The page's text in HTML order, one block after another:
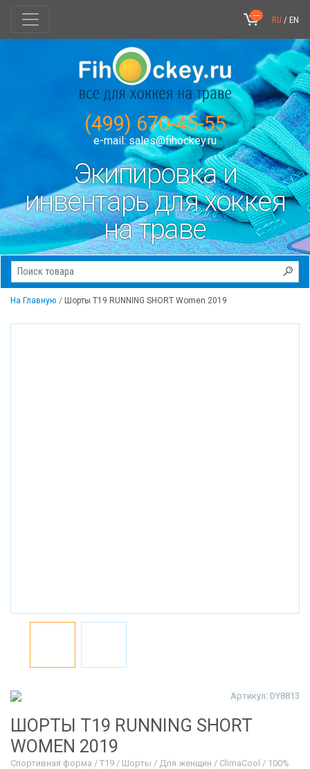
--- RU / EN
(499) 670-45-55
e-mail: sales@fihockey.ru
Экипировка и
инвентарь для хоккея
на траве
На Главную Шорты T19 RUNNING SHORT Women 2019
Артикул: DY8813
ШОРТЫ T19 RUNNING SHORT
WOMEN 2019
Спортивная форма / T19 / Шорты / Для женщин / ClimaCool / 100%